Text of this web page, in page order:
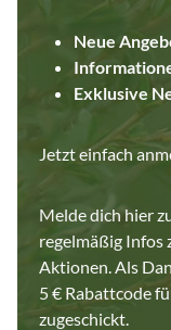
Neue
Exklusive
Jetzt einfach
Melde dich hier
regelmäßig Infos
Aktionen. Als
5 € Rabattcode
zugeschickt.